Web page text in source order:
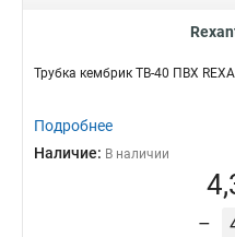
Трубка кембрик ТВ-40 ПВХ
Подробнее
Наличие: В наличии
–